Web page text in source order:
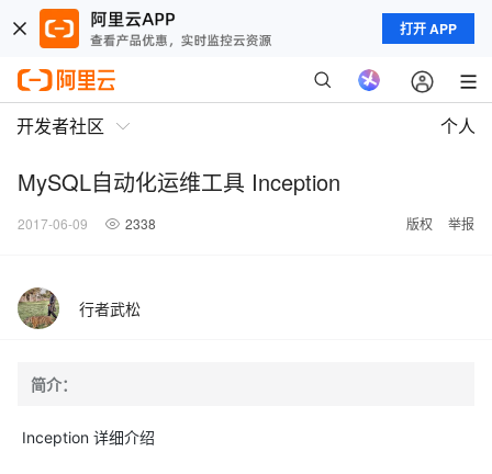
打开 APP
开发者社区 个人
MySQL自动化运维工具 Inception
2017-06-09 2338 版权 举报
行者武松
简介：
Inception 详细介绍